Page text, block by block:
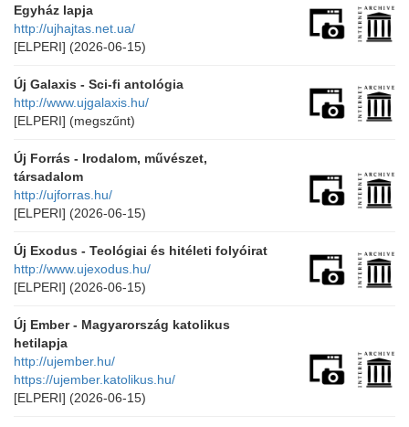
Egyház lapja
http://ujhajtas.net.ua/
[ELPERI] (2026-06-15)
Új Galaxis - Sci-fi antológia
http://www.ujgalaxis.hu/
[ELPERI] (megszűnt)
Új Forrás - Irodalom, művészet,
társadalom
http://ujforras.hu/
[ELPERI] (2026-06-15)
Új Exodus - Teológiai és hitéleti folyóirat
http://www.ujexodus.hu/
[ELPERI] (2026-06-15)
Új Ember - Magyarország katolikus
hetilapja
http://ujember.hu/
https://ujember.katolikus.hu/
[ELPERI] (2026-06-15)